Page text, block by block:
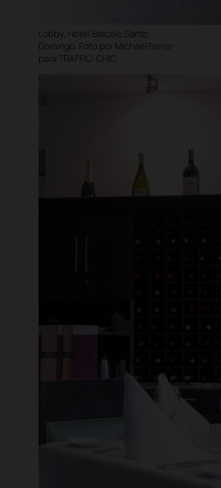
Lobby, Hotel Barceló Santo
Domingo. Foto por Michael Ferrer
para TRAFFIC-CHIC.